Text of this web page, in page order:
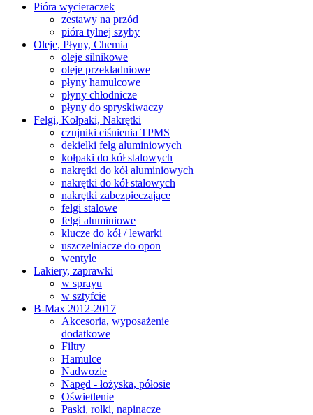
Pióra wycieraczek
zestawy na przód
pióra tylnej szyby
Oleje, Płyny, Chemia
oleje silnikowe
oleje przekładniowe
płyny hamulcowe
płyny chłodnicze
płyny do spryskiwaczy
Felgi, Kołpaki, Nakrętki
czujniki ciśnienia TPMS
dekielki felg aluminiowych
kołpaki do kół stalowych
nakrętki do kół aluminiowych
nakrętki do kół stalowych
nakrętki zabezpieczające
felgi stalowe
felgi aluminiowe
klucze do kół / lewarki
uszczelniacze do opon
wentyle
Lakiery, zaprawki
w sprayu
w sztyfcie
B-Max 2012-2017
Akcesoria, wyposażenie
dodatkowe
Filtry
Hamulce
Nadwozie
Napęd - łożyska, półosie
Oświetlenie
Paski, rolki, napinacze